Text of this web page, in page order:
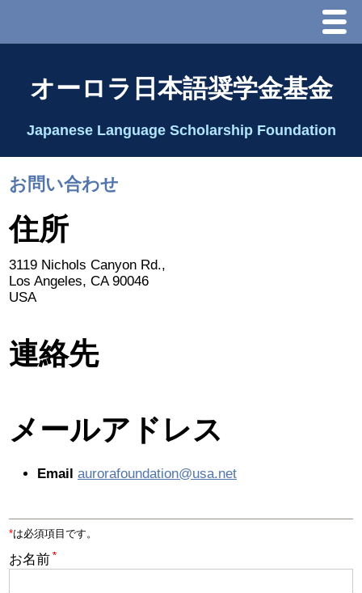
Menu
理事長代行あいさつ
2026 Schedule & Programs
スピーチコンテスト
Speech Contest Information 2024
2024 Results
2023 Results
2022 Results
2021 Results
オーロラ日本語奨学金基金
Japanese Language Scholarship Foundation
お問い合わせ
住所
3119 Nichols Canyon Rd.,
Los Angeles, CA 90046
USA
連絡先
メールアドレス
Email aurorafoundation@usa.net
*は必須項目です。
お名前